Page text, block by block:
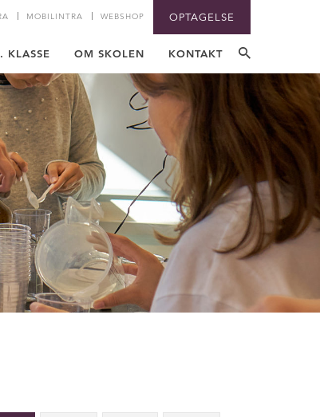
MOBILINTRA WEBSHOP OPTAGELSE
KLASSE OM SKOLEN KONTAKT